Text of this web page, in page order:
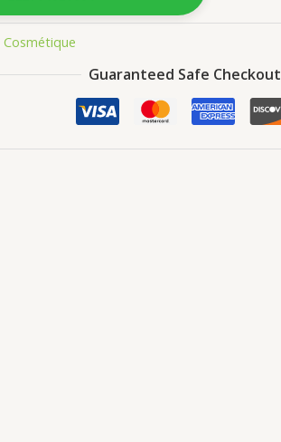
Cosmétique
Guaranteed Safe Checkout